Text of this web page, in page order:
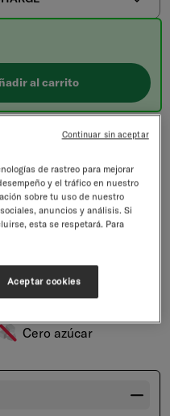
al carrito
de descuento
es de 5 - 8 días laborables.
Para llevar contigo
Cero azúcar
de rastreo para mejorar
y el tráfico en nuestro
sobre tu uso de nuestro
anuncios y análisis. Si
esta se respetará. Para
Aceptar cookies
Continuar sin aceptar